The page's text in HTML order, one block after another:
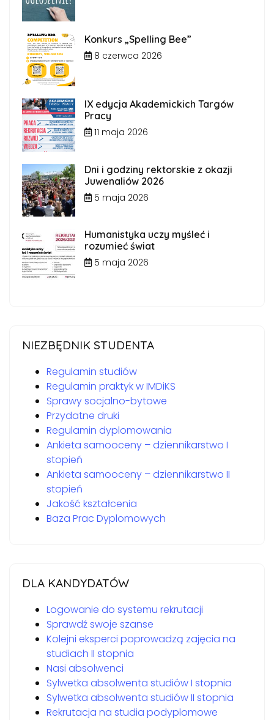
Konkurs „Spelling Bee”
8 czerwca 2026
IX edycja Akademickich Targów
Pracy
11 maja 2026
Dni i godziny rektorskie z okazji
Juwenaliów 2026
5 maja 2026
Humanistyka uczy myśleć i
rozumieć świat
5 maja 2026
NIEZBĘDNIK STUDENTA
Regulamin studiów
Regulamin praktyk w IMDiKS
Sprawy socjalno-bytowe
Przydatne druki
Regulamin dyplomowania
Ankieta samooceny – dziennikarstwo I
stopień
Ankieta samooceny – dziennikarstwo II
stopień
Jakość kształcenia
Baza Prac Dyplomowych
DLA KANDYDATÓW
Logowanie do systemu rekrutacji
Sprawdź swoje szanse
Kolejni eksperci poprowadzą zajęcia na
studiach II stopnia
Nasi absolwenci
Sylwetka absolwenta studiów I stopnia
Sylwetka absolwenta studiów II stopnia
Rekrutacja na studia podyplomowe